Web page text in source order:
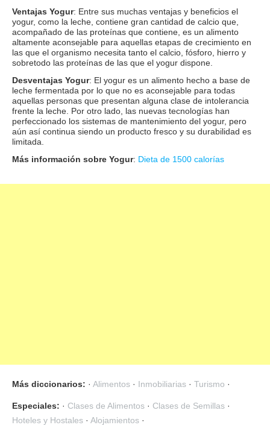
Ventajas Yogur: Entre sus muchas ventajas y beneficios el
yogur, como la leche, contiene gran cantidad de calcio que,
acompañado de las proteínas que contiene, es un alimento
altamente aconsejable para aquellas etapas de crecimiento en
las que el organismo necesita tanto el calcio, fósforo, hierro y
sobretodo las proteínas de las que el yogur dispone.
Desventajas Yogur: El yogur es un alimento hecho a base de
leche fermentada por lo que no es aconsejable para todas
aquellas personas que presentan alguna clase de intolerancia
frente la leche. Por otro lado, las nuevas tecnologías han
perfeccionado los sistemas de mantenimiento del yogur, pero
aún así continua siendo un producto fresco y su durabilidad es
limitada.
Más información sobre Yogur: Dieta de 1500 calorías
Más diccionarios: · Alimentos · Inmobiliarias · Turismo ·
Especiales: · Clases de Alimentos · Clases de Semillas ·
Hoteles y Hostales · Alojamientos ·